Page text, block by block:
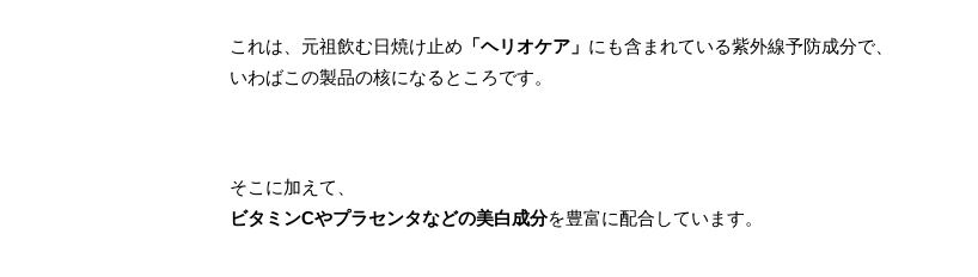
これは、元祖飲む日焼け止め 「ヘリオケア」 にも含まれている紫外線予防成分で、
いわばこの製品の核になるところです。
そこに加えて、
ビタミンCやプラセンタなどの美白成分を豊富に配合しています。